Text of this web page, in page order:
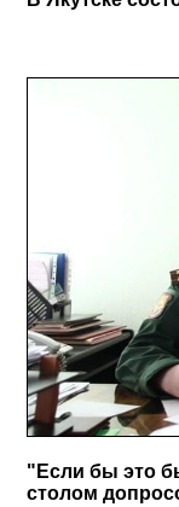
"Если бы это
столом